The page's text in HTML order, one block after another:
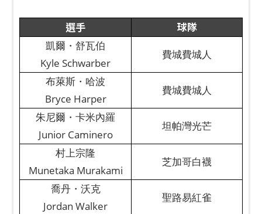
選手 球隊
凱爾・舒瓦伯
Kyle Schwarber
費城費城人
布萊斯・哈波
Bryce Harper
費城費城人
朱尼爾・卡米內羅
Junior Caminero
坦帕灣光芒
村上宗隆
Munetaka Murakami
芝加哥白襪
喬丹・沃克
Jordan Walker
聖路易紅雀